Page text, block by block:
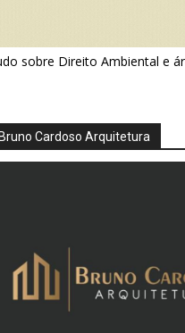
sobre Direito Ambiental e
Cardoso Arquitetura